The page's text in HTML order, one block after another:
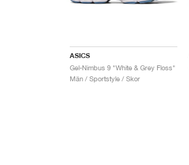
ASICS
Gel-Nimbus 9 "White & Grey Floss"
Män / Sportstyle / Skor